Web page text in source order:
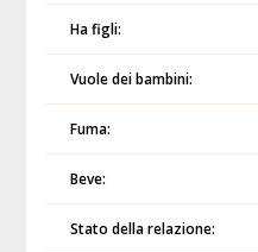
Ha figli:
Vuole dei bambini:
Fuma:
Beve:
Stato della relazione: